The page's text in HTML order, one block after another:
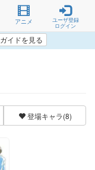
アニメ
ユーザ登録
ログイン
ガイドを見る
登場キャラ(8)